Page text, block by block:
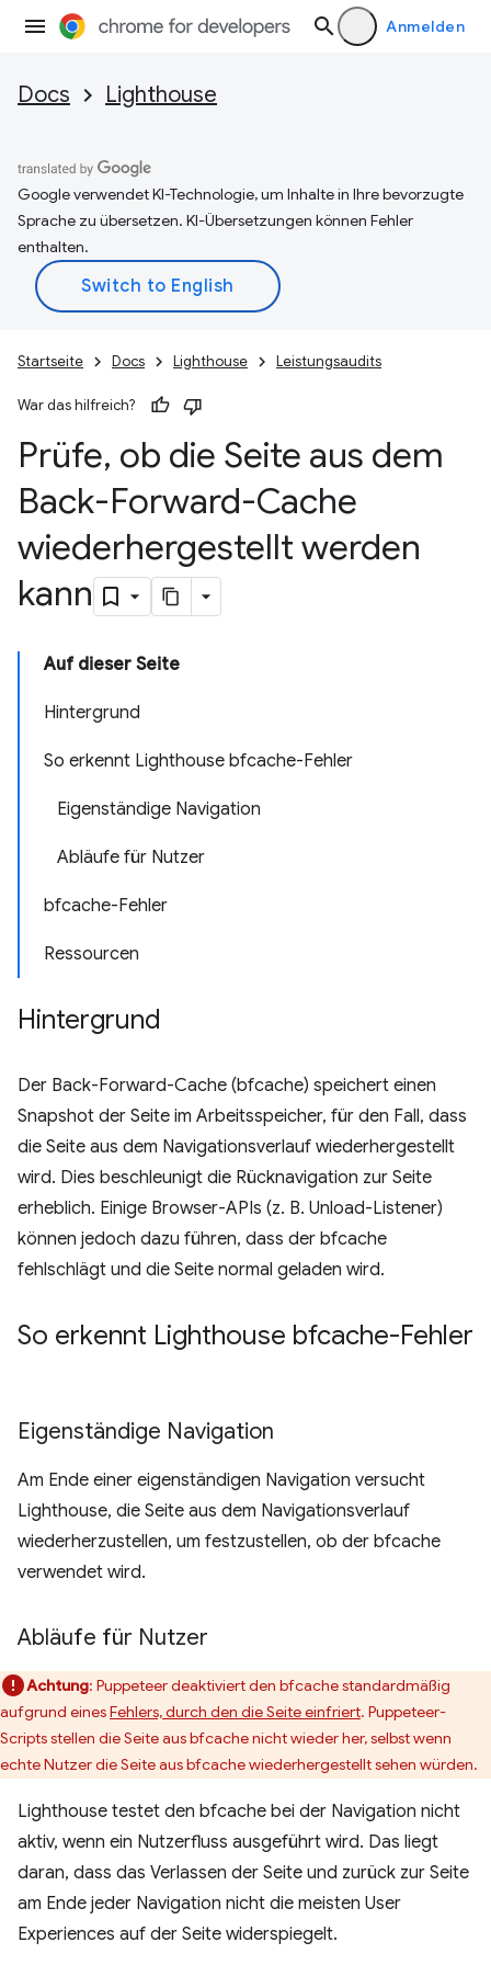
Anmelden
Docs Lighthouse
Google verwendet KI-Technologie, um Inhalte in Ihre bevorzugte
Sprache zu übersetzen. KI-Übersetzungen können Fehler
enthalten.
Startseite Docs Lighthouse Leistungsaudits
War das hilfreich?
Prüfe, ob die Seite aus dem
Back-Forward-Cache
wiederhergestellt werden
kann
Auf dieser Seite
Hintergrund
So erkennt Lighthouse bfcache-Fehler
Eigenständige Navigation
Abläufe für Nutzer
bfcache-Fehler
Ressourcen
Hintergrund
Der Back-Forward-Cache (bfcache) speichert einen
Snapshot der Seite im Arbeitsspeicher, für den Fall, dass
die Seite aus dem Navigationsverlauf wiederhergestellt
wird. Dies beschleunigt die Rücknavigation zur Seite
erheblich. Einige Browser-APIs (z. B. Unload-Listener)
können jedoch dazu führen, dass der bfcache
fehlschlägt und die Seite normal geladen wird.
So erkennt Lighthouse bfcache-Fehler
Eigenständige Navigation
Am Ende einer eigenständigen Navigation versucht
Lighthouse, die Seite aus dem Navigationsverlauf
wiederherzustellen, um festzustellen, ob der bfcache
verwendet wird.
Abläufe für Nutzer
Achtung: Puppeteer deaktiviert den bfcache standardmäßig
aufgrund einesFehlers, durch den die Seite einfriert. Puppeteer-
Scripts stellen die Seite aus bfcache nicht wieder her, selbst wenn
echte Nutzer die Seite aus bfcache wiederhergestellt sehen würden.
Lighthouse testet den bfcache bei der Navigation nicht
aktiv, wenn ein Nutzerfluss ausgeführt wird. Das liegt
daran, dass das Verlassen der Seite und zurück zur Seite
am Ende jeder Navigation nicht die meisten User
Experiences auf der Seite widerspiegelt.